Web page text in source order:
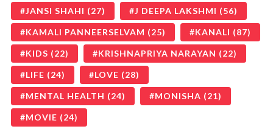
JANSI SHAHI (27) J DEEPA LAKSHMI (56)
KAMALI PANNEERSELVAM (25) KANALI (87)
KIDS (22) KRISHNAPRIYA NARAYAN (22)
LIFE (24) LOVE (28)
MENTAL HEALTH (24) MONISHA (21)
MOVIE (24)